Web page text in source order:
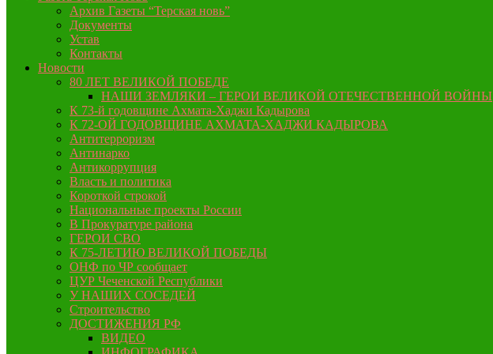
Архив Газеты “Терская новь”
Документы
Устав
Контакты
Новости
80 ЛЕТ ВЕЛИКОЙ ПОБЕДЕ
НАШИ ЗЕМЛЯКИ – ГЕРОИ ВЕЛИКОЙ ОТЕЧЕСТВЕННОЙ ВОЙНЫ
К 73-й годовщине Ахмата-Хаджи Кадырова
К 72-ОЙ ГОДОВЩИНЕ АХМАТА-ХАДЖИ КАДЫРОВА
Антитерроризм
Антинарко
Антикоррупция
Власть и политика
Короткой строкой
Национальные проекты России
В Прокуратуре района
ГЕРОИ СВО
К 75-ЛЕТИЮ ВЕЛИКОЙ ПОБЕДЫ
ОНФ по ЧР сообщает
ЦУР Чеченской Республики
У НАШИХ СОСЕДЕЙ
Строительство
ДОСТИЖЕНИЯ РФ
ВИДЕО